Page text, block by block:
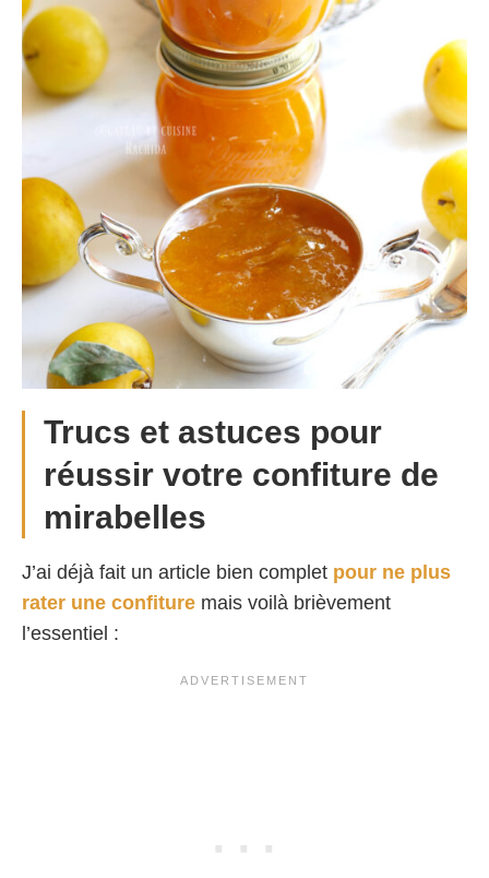
Trucs et astuces pour
réussir votre confiture de
mirabelles
J’ai déjà fait un article bien complet pour ne plus
rater une confiture mais voilà brièvement
l’essentiel :